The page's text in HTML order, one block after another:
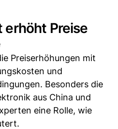
erhöht Preise
Preiserhöhungen mit
und
Besonders die
aus China und
eine Rolle, wie